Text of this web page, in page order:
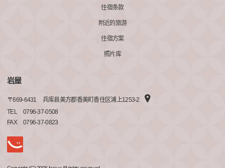
住宿条款
附近的旅游
住宿方案
照片库
岩屋
〒669-6431
兵库县美方郡香美町香住区浦上1253-2
TEL
0796-37-0508
FAX
0796-37-0823